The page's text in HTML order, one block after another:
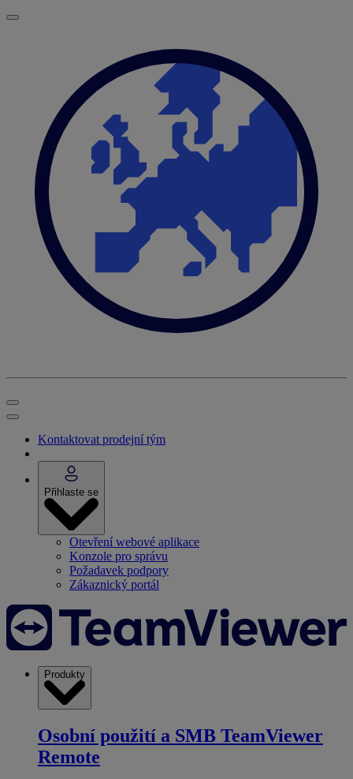
Kontaktovat prodejní tým
Přihlaste se
Otevření webové aplikace
Konzole pro správu
Požadavek podpory
Zákaznický portál
Produkty
Osobní použití a SMB TeamViewer
Remote